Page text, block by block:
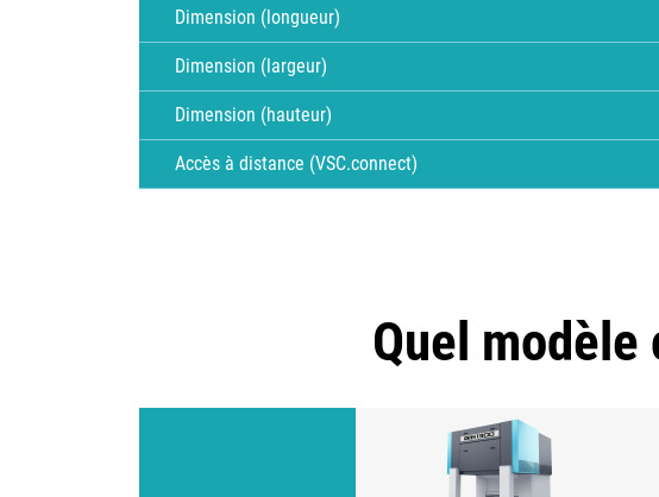
Dimension (longueur)
Dimension (largeur)
Dimension (hauteur)
Accès à distance (VSC.connect)
Quel